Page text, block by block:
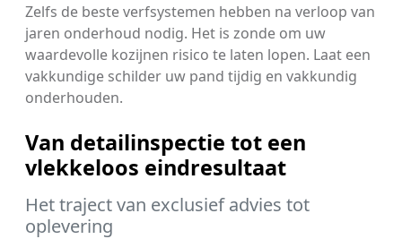
Zelfs de beste verfsystemen hebben na verloop van
jaren onderhoud nodig. Het is zonde om uw
waardevolle kozijnen risico te laten lopen. Laat een
vakkundige schilder uw pand tijdig en vakkundig
onderhouden.
Van detailinspectie tot een
vlekkeloos eindresultaat
Het traject van exclusief advies tot
oplevering